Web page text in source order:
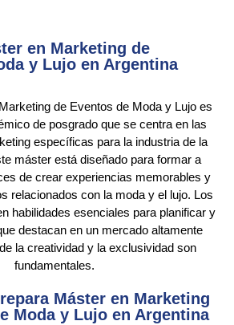
en Marketing de
y Lujo en Argentina
de Eventos de Moda y Lujo es
de posgrado que se centra en las
específicas para la industria de la
máster está diseñado para formar a
de crear experiencias memorables y
relacionados con la moda y el lujo. Los
habilidades esenciales para planificar y
destacan en un mercado altamente
la creatividad y la exclusividad son
fundamentales.
Máster en Marketing
Moda y Lujo en Argentina